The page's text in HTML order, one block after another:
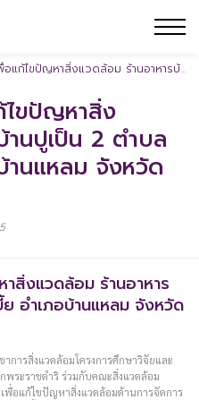
ล้อม ร้านอาหารบ้านปูเป็น 2 ตำบลแหลมผักเบี้ย อำเภอบ้านแหลม จังหวัดเพชรบุรี
ไขปัญหาสิ่ง
านปูเป็น 2 ตำบล
านแหลม จังหวัด
สิ่งแวดล้อม ร้านอาหาร
อำเภอบ้านแหลม จังหวัด
การสิ่งแวดล้อมโครงการศึกษาวิจัยและ
ระราชดำริ ร่วมกับคณะสิ่งแวดล้อม
พื่อแก้ไขปัญหาสิ่งแวดล้อมด้านการจัดการ